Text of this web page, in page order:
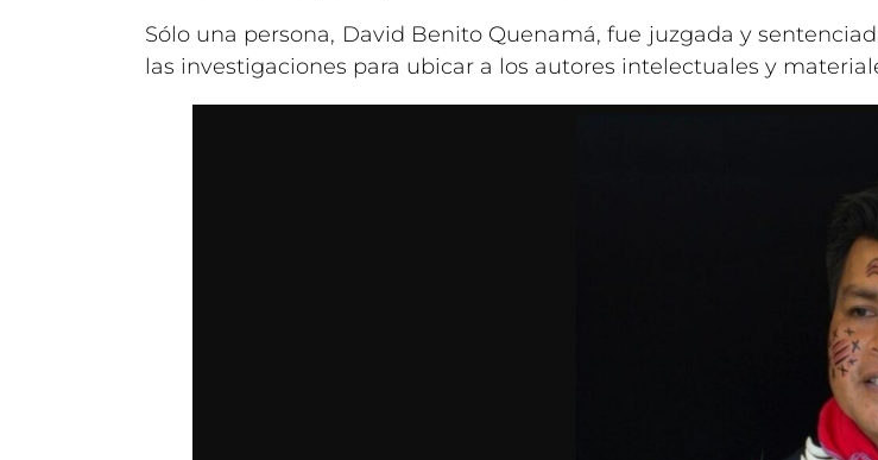
Sólo una persona, David Benito Quenamá, fue juzgada y
las investigaciones para ubicar a los autores intelectuales y